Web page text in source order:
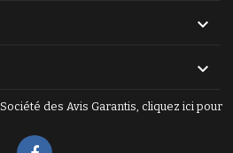


des Avis Garantis, cliquez ici pour